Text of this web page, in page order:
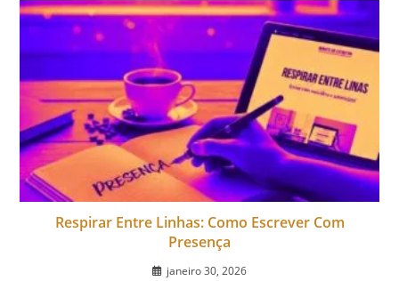
Respirar Entre Linhas: Como Escrever Com
Presença
janeiro 30, 2026